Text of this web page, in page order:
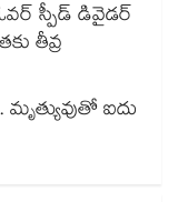
స్పీడ్ డివైడర్
తీవ్ర
ఐదు